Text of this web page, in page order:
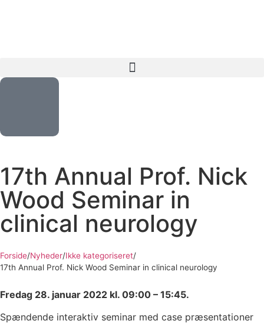
17th Annual Prof. Nick
Wood Seminar in
clinical neurology
Forside/Nyheder/Ikke kategoriseret/
17th Annual Prof. Nick Wood Seminar in clinical neurology
Fredag 28. januar 2022 kl. 09:00 – 15:45.
Spændende interaktiv seminar med case præsentationer